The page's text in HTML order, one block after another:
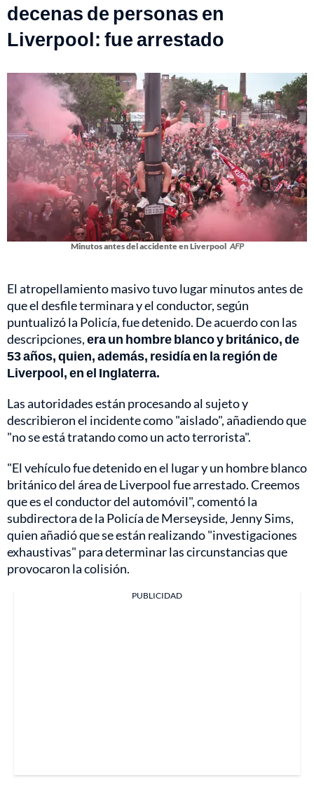
decenas de personas en
Liverpool: fue arrestado
Minutos antes del accidente en Liverpool AFP
El atropellamiento masivo tuvo lugar minutos antes de
que el desfile terminara y el conductor, según
puntualizó la Policía, fue detenido. De acuerdo con las
descripciones,era un hombre blanco y británico, de
53 años, quien, además, residía en la región de
Liverpool, en el Inglaterra.
Las autoridades están procesando al sujeto y
describieron el incidente como "aislado", añadiendo que
"no se está tratando como un acto terrorista".
"El vehículo fue detenido en el lugar y un hombre blanco
británico del área de Liverpool fue arrestado. Creemos
que es el conductor del automóvil", comentó la
subdirectora de la Policía de Merseyside, Jenny Sims,
quien añadió que se están realizando "investigaciones
exhaustivas" para determinar las circunstancias que
provocaron la colisión.
PUBLICIDAD